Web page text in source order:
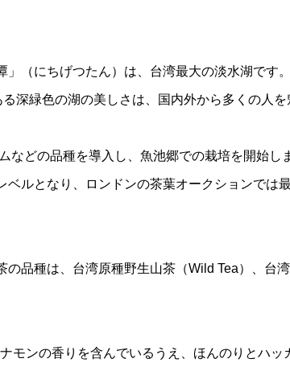
（にちげつたん）は、台湾最大の淡水湖です。
深緑色の湖の美しさは、国内外から多くの人を
などの品種を導入し、魚池郷での栽培を開始し
ルとなり、ロンドンの茶葉オークションでは
品種は、台湾原種野生山茶（Wild Tea）、台
モンの香りを含んでいるうえ、ほんのりとハッ